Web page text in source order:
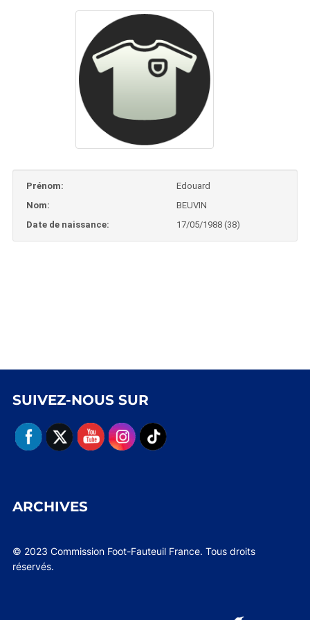
Prénom:
Edouard
Nom:
BEUVIN
Date de naissance:
17/05/1988 (38)
SUIVEZ-NOUS SUR
ARCHIVES
© 2023 Commission Foot-Fauteuil France. Tous droits
réservés.